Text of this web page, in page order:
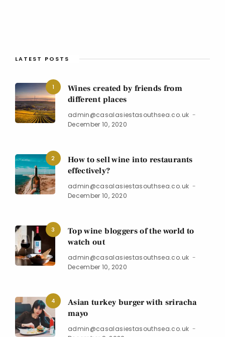
LATEST POSTS
1
Wines created by friends from
different places
admin@casalasiestasouthsea.co.uk
December 10, 2020
2
How to sell wine into restaurants
effectively?
admin@casalasiestasouthsea.co.uk
December 10, 2020
3
Top wine bloggers of the world to
watch out
admin@casalasiestasouthsea.co.uk
December 10, 2020
4
Asian turkey burger with sriracha
mayo
admin@casalasiestasouthsea.co.uk